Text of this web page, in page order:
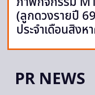
(ลูกดวงรายปี
ประจำเดือนสิง
PR NEWS